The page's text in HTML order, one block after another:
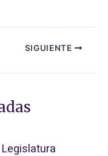
SIGUIENTE